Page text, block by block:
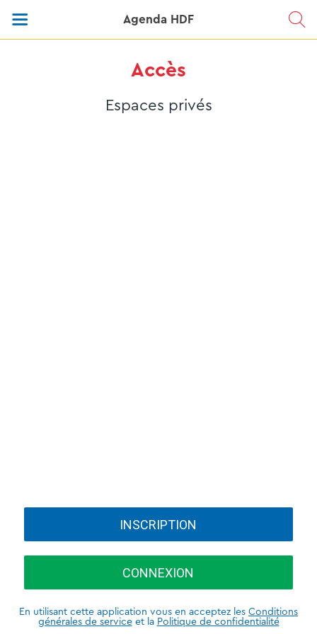
Agenda HDF
Accès
Espaces privés
INSCRIPTION
CONNEXION
En utilisant cette application vous en acceptez les Conditions
générales de serviceet la Politique de confidentialité